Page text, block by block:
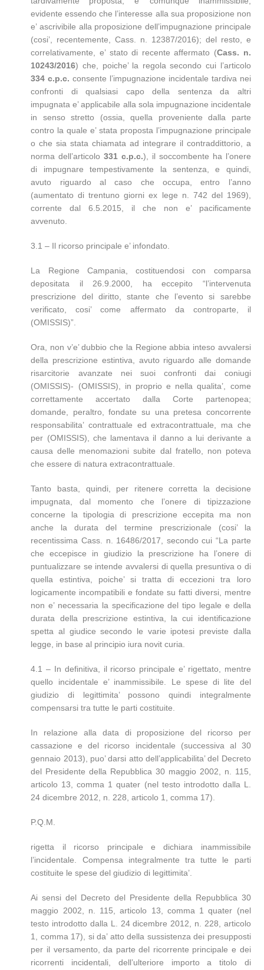
evidente essendo che l’interesse alla sua proposizione non
e’ ascrivibile alla proposizione dell’impugnazione principale
(cosi’, recentemente, Cass. n. 12387/2016); del resto, e
correlativamente, e’ stato di recente affermato (Cass. n.
10243/2016) che, poiche’ la regola secondo cui l’articolo
334 c.p.c. consente l’impugnazione incidentale tardiva nei
confronti di qualsiasi capo della sentenza da altri
impugnata e’ applicabile alla sola impugnazione incidentale
in senso stretto (ossia, quella proveniente dalla parte
contro la quale e’ stata proposta l’impugnazione principale
o che sia stata chiamata ad integrare il contraddittorio, a
norma dell’articolo331 c.p.c.), il soccombente ha l’onere
di impugnare tempestivamente la sentenza, e quindi,
avuto riguardo al caso che occupa, entro l’anno
(aumentato di trentuno giorni ex lege n. 742 del 1969),
corrente dal 6.5.2015, il che non e’ pacificamente
avvenuto.
3.1 – Il ricorso principale e’ infondato.
La Regione Campania, costituendosi con comparsa
depositata il 26.9.2000, ha eccepito “l’intervenuta
prescrizione del diritto, stante che l’evento si sarebbe
verificato, cosi’ come affermato da controparte, il
(OMISSIS)”.
Ora, non v’e’ dubbio che la Regione abbia inteso avvalersi
della prescrizione estintiva, avuto riguardo alle domande
risarcitorie avanzate nei suoi confronti dai coniugi
(OMISSIS)- (OMISSIS), in proprio e nella qualita’, come
correttamente accertato dalla Corte partenopea;
domande, peraltro, fondate su una pretesa concorrente
responsabilita’ contrattuale ed extracontrattuale, ma che
per (OMISSIS), che lamentava il danno a lui derivante a
causa delle menomazioni subite dal fratello, non poteva
che essere di natura extracontrattuale.
Tanto basta, quindi, per ritenere corretta la decisione
impugnata, dal momento che l’onere di tipizzazione
concerne la tipologia di prescrizione eccepita ma non
anche la durata del termine prescrizionale (cosi’ la
recentissima Cass. n. 16486/2017, secondo cui “La parte
che eccepisce in giudizio la prescrizione ha l’onere di
puntualizzare se intende avvalersi di quella presuntiva o di
quella estintiva, poiche’ si tratta di eccezioni tra loro
logicamente incompatibili e fondate su fatti diversi, mentre
non e’ necessaria la specificazione del tipo legale e della
durata della prescrizione estintiva, la cui identificazione
spetta al giudice secondo le varie ipotesi previste dalla
legge, in base al principio iura novit curia.
4.1 – In definitiva, il ricorso principale e’ rigettato, mentre
quello incidentale e’ inammissibile. Le spese di lite del
giudizio di legittimita’ possono quindi integralmente
compensarsi tra tutte le parti costituite.
In relazione alla data di proposizione del ricorso per
cassazione e del ricorso incidentale (successiva al 30
gennaio 2013), puo’ darsi atto dell’applicabilita’ del Decreto
del Presidente della Repubblica 30 maggio 2002, n. 115,
articolo 13, comma 1 quater (nel testo introdotto dalla L.
24 dicembre 2012, n. 228, articolo 1, comma 17).
P.Q.M.
rigetta il ricorso principale e dichiara inammissibile
l’incidentale. Compensa integralmente tra tutte le parti
costituite le spese del giudizio di legittimita’.
Ai sensi del Decreto del Presidente della Repubblica 30
maggio 2002, n. 115, articolo 13, comma 1 quater (nel
testo introdotto dalla L. 24 dicembre 2012, n. 228, articolo
1, comma 17), si da’ atto della sussistenza dei presupposti
per il versamento, da parte del ricorrente principale e dei
ricorrenti incidentali, dell’ulteriore importo a titolo di